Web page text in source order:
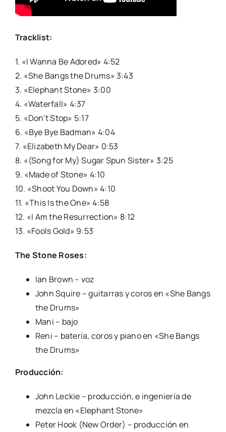
Tracklist:
1. «I Wanna Be Adored» 4:52
2. «She Bangs the Drums»3:43
3. «Elephant Stone» 3:00
4. «Waterfall» 4:37
5. «Don’t Stop» 5:17
6. «Bye Bye Badman» 4:04
7. «Elizabeth My Dear» 0:53
8. «(Song for My) Sugar Spun Sister» 3:25
9. «Made of Stone» 4:10
10. «Shoot You Down»4:10
11. «This Is the One»4:58
12. «I Am the Resurrection» 8:12
13. «Fools Gold» 9:53
The Stone Roses:
Ian Brown – voz
John Squire – guitarras y coros en «She Bangs
the Drums»
Mani – bajo
Reni – batería, coros y piano en «She Bangs
the Drums»
Producción:
John Leckie – producción, e ingeniería de
mezcla en «Elephant Stone»
Peter Hook (New Order) – producción en